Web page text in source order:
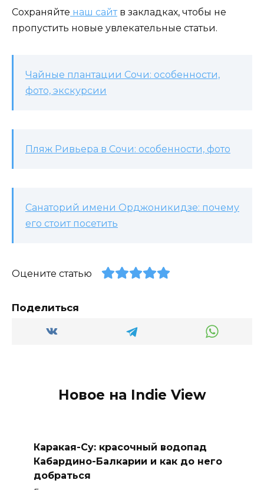
Сохраняйте наш сайтв закладках, чтобы не
пропустить новые увлекательные статьи.
Чайные плантации Сочи: особенности,
фото, экскурсии
Пляж Ривьера в Сочи: особенности, фото
Санаторий имени Орджоникидзе: почему
его стоит посетить
Оцените статью
Поделиться
Новое на Indie View
Каракая-Су: красочный водопад
Кабардино-Балкарии и как до него
добраться